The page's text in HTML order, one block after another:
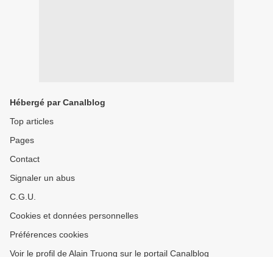
Hébergé par Canalblog
Top articles
Pages
Contact
Signaler un abus
C.G.U.
Cookies et données personnelles
Préférences cookies
Voir le profil de Alain Truong sur le portail Canalblog